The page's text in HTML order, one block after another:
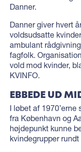
Danner.
Danner giver hvert
voldsudsatte
ambulant
fagfolk.
vold mod kvinder,
KVINFO.
EBBEDE UD
I løbet af
fra København og
højdepunkt kunne
kvindegrupper rundt